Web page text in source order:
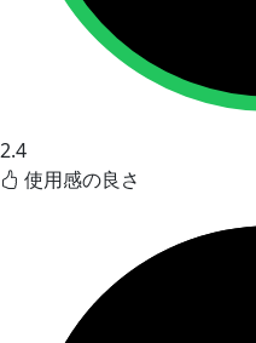
2.4
使用感の良さ